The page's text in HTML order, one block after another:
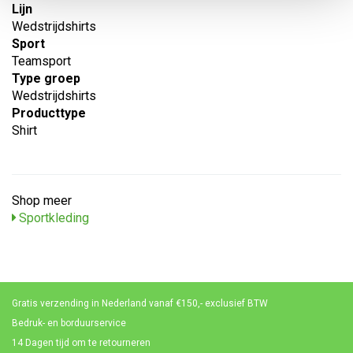
Lijn
Wedstrijdshirts
Sport
Teamsport
Type groep
Wedstrijdshirts
Producttype
Shirt
Shop meer
Sportkleding
Gratis verzending in Nederland vanaf €150,- exclusief BTW
Bedruk- en borduurservice
14 Dagen tijd om te retourneren